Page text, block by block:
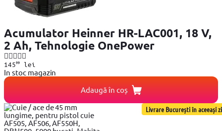
Acumulator Heinner HR-LAC001, 18 V,
2 Ah, Tehnologie OnePower
14599lei
In stoc magazin
Adaugă în coș
Livrare București în aceeași zi